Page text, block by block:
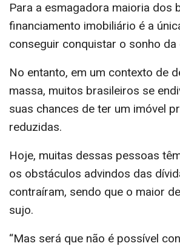
Para a esmagadora maioria dos
financiamento imobiliário é a
conseguir conquistar o sonho da
No entanto, em um contexto de
massa, muitos brasileiros se
suas chances de ter um imóvel
reduzidas.
Hoje, muitas dessas pessoas
os obstáculos advindos das
contraíram, sendo que o maior
sujo.
“Mas será que não é possível